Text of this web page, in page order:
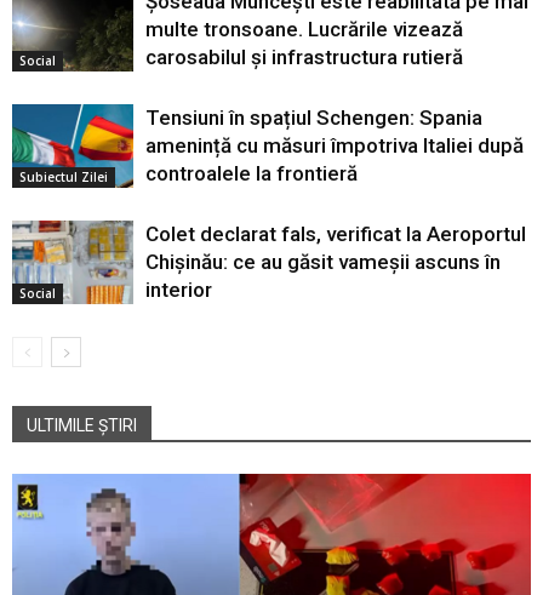
Social
multe tronsoane. Lucrările vizează
carosabilul și infrastructura rutieră
Subiectul Zilei
Tensiuni în spațiul Schengen: Spania
amenință cu măsuri împotriva Italiei după
controalele la frontieră
Social
Colet declarat fals, verificat la Aeroportul
Chișinău: ce au găsit vameșii ascuns în
interior
ULTIMILE ȘTIRI